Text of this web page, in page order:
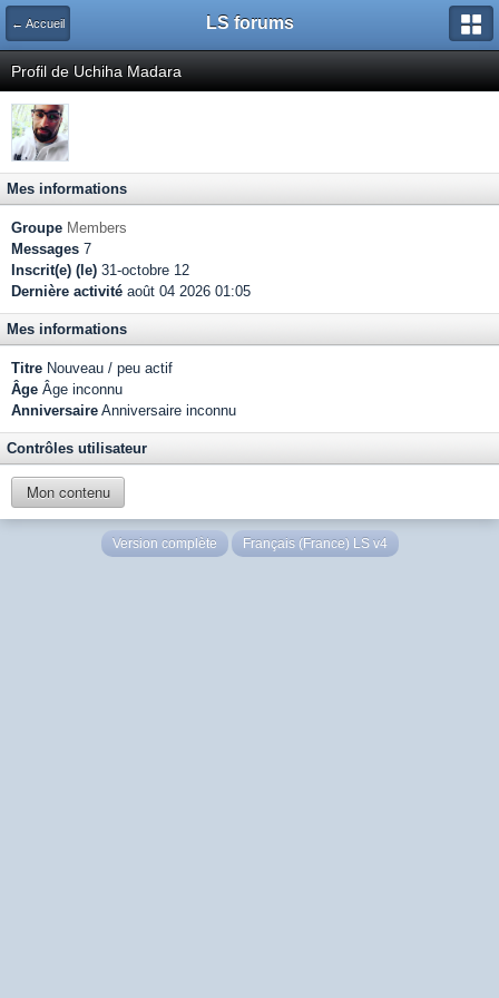
← Accueil LS forums
Profil de Uchiha Madara
Mes informations
Groupe Members
Messages 7
Inscrit(e) (le) 31-octobre 12
Dernière activité août 04 2026 01:05
Mes informations
Titre Nouveau / peu actif
Âge Âge inconnu
Anniversaire Anniversaire inconnu
Contrôles utilisateur
Mon contenu
Version complète Français (France) LS v4